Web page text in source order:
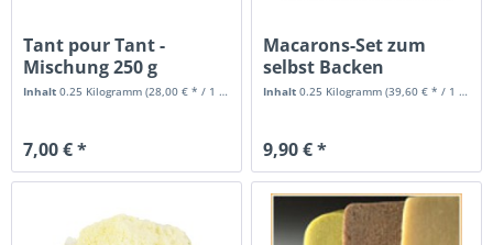
Tant pour Tant -
Mischung 250 g
Inhalt0.25 Kilogramm(28,00 € * / 1 Kilogramm)
7,00 € *
Macarons-Set zum
selbst Backen
Inhalt0.25 Kilogramm(39,60 € * / 1 Kilogramm)
9,90 € *